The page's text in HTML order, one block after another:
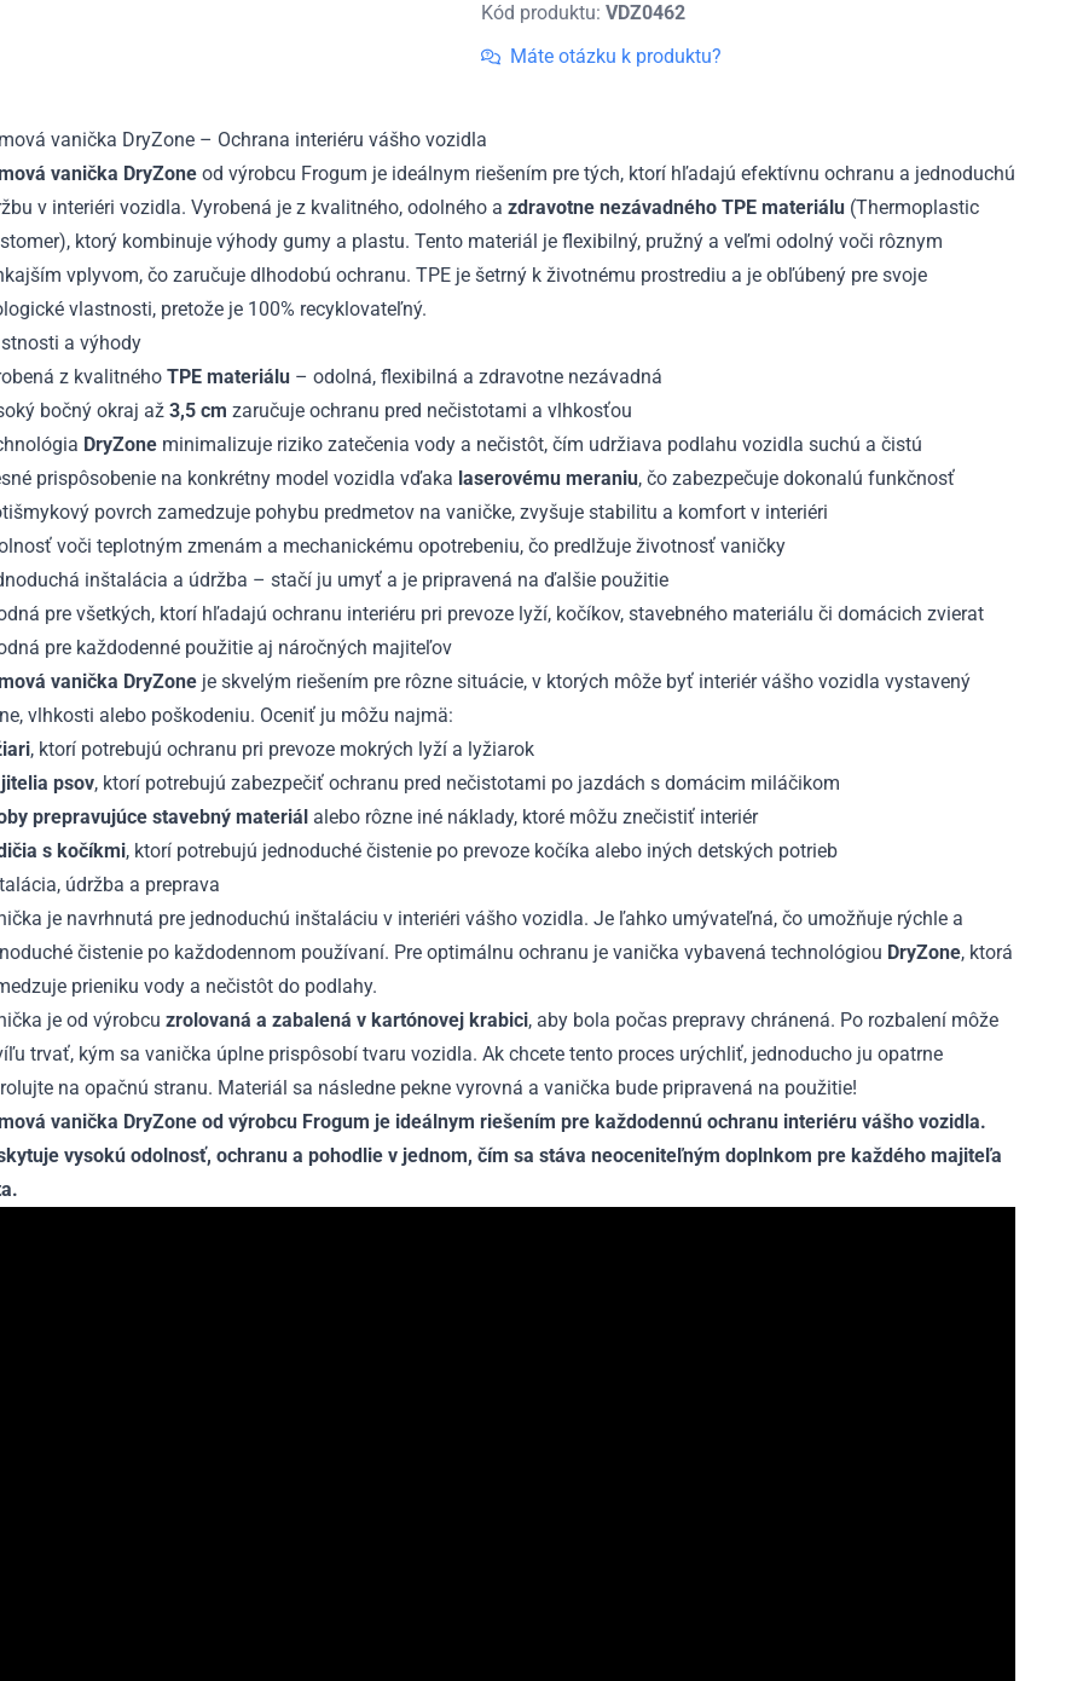
spodná
od
2016
Kód produktu: VDZ0462
Máte otázku k produktu?
vanička DryZone – Ochrana interiéru vášho vozidla
vanička DryZone od výrobcu Frogum je ideálnym riešením pre tých, ktorí hľadajú efektívnu ochranu a jednoduchú
v interiéri vozidla. Vyrobená je z kvalitného, odolného a zdravotne nezávadného TPE materiálu (Thermoplastic
ktorý kombinuje výhody gumy a plastu. Tento materiál je flexibilný, pružný a veľmi odolný voči rôznym
vplyvom, čo zaručuje dlhodobú ochranu. TPE je šetrný k životnému prostrediu a je obľúbený pre svoje
vlastnosti, pretože je 100% recyklovateľný.
a výhody
z kvalitného TPE materiálu – odolná, flexibilná a zdravotne nezávadná
bočný okraj až 3,5 cm zaručuje ochranu pred nečistotami a vlhkosťou
DryZone minimalizuje riziko zatečenia vody a nečistôt, čím udržiava podlahu vozidla suchú a čistú
prispôsobenie na konkrétny model vozidla vďaka laserovému meraniu, čo zabezpečuje dokonalú funkčnosť
povrch zamedzuje pohybu predmetov na vaničke, zvyšuje stabilitu a komfort v interiéri
voči teplotným zmenám a mechanickému opotrebeniu, čo predlžuje životnosť vaničky
inštalácia a údržba – stačí ju umyť a je pripravená na ďalšie použitie
pre všetkých, ktorí hľadajú ochranu interiéru pri prevoze lyží, kočíkov, stavebného materiálu či domácich zvierat
pre každodenné použitie aj náročných majiteľov
vanička DryZone je skvelým riešením pre rôzne situácie, v ktorých môže byť interiér vášho vozidla vystavený
vlhkosti alebo poškodeniu. Oceniť ju môžu najmä:
, ktorí potrebujú ochranu pri prevoze mokrých lyží a lyžiarok
psov, ktorí potrebujú zabezpečiť ochranu pred nečistotami po jazdách s domácim miláčikom
prepravujúce stavebný materiál alebo rôzne iné náklady, ktoré môžu znečistiť interiér
s kočíkmi, ktorí potrebujú jednoduché čistenie po prevoze kočíka alebo iných detských potrieb
údržba a preprava
je navrhnutá pre jednoduchú inštaláciu v interiéri vášho vozidla. Je ľahko umývateľná, čo umožňuje rýchle a
čistenie po každodennom používaní. Pre optimálnu ochranu je vanička vybavená technológiou DryZone, ktorá
prieniku vody a nečistôt do podlahy.
je od výrobcu zrolovaná a zabalená v kartónovej krabici, aby bola počas prepravy chránená. Po rozbalení môže
trvať, kým sa vanička úplne prispôsobí tvaru vozidla. Ak chcete tento proces urýchliť, jednoducho ju opatrne
na opačnú stranu. Materiál sa následne pekne vyrovná a vanička bude pripravená na použitie!
vanička DryZone od výrobcu Frogum je ideálnym riešením pre každodennú ochranu interiéru vášho vozidla.
vysokú odolnosť, ochranu a pohodlie v jednom, čím sa stáva neoceniteľným doplnkom pre každého majiteľa